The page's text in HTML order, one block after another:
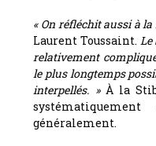
« On réfléchit aussi à
Laurent Toussaint. Le
relativement
le plus longtemps
interpellés. » À la
généralement.